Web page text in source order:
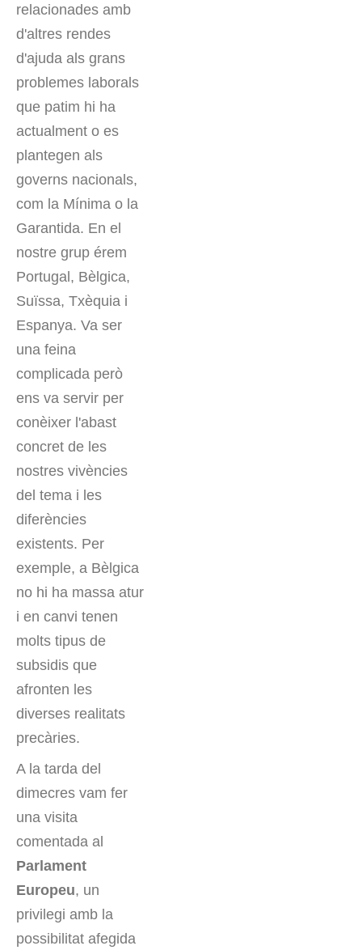
relacionades amb
d'altres rendes
d'ajuda als grans
problemes laborals
que patim hi ha
actualment o es
plantegen als
governs nacionals,
com la Mínima o la
Garantida. En el
nostre grup érem
Portugal, Bèlgica,
Suïssa, Txèquia i
Espanya. Va ser
una feina
complicada però
ens va servir per
conèixer l'abast
concret de les
nostres vivències
del tema i les
diferències
existents. Per
exemple, a Bèlgica
no hi ha massa atur
i en canvi tenen
molts tipus de
subsidis que
afronten les
diverses realitats
precàries.
A la tarda del
dimecres vam fer
una visita
comentada al
Parlament
Europeu, un
privilegi amb la
possibilitat afegida